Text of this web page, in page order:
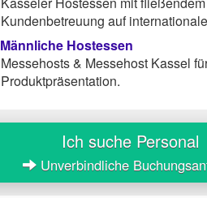
Kundenbetreuung auf
Männliche Hostessen
Messehosts & Messehost Kassel
Produktpräsentation.
Ich suche Personal
Unverbindliche